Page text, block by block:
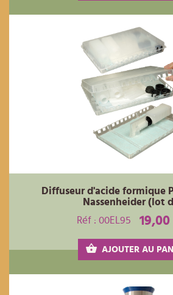
Diffuseur d'acide formique
Nassenheider (lot
Réf : 00EL95
AJOUTER AU